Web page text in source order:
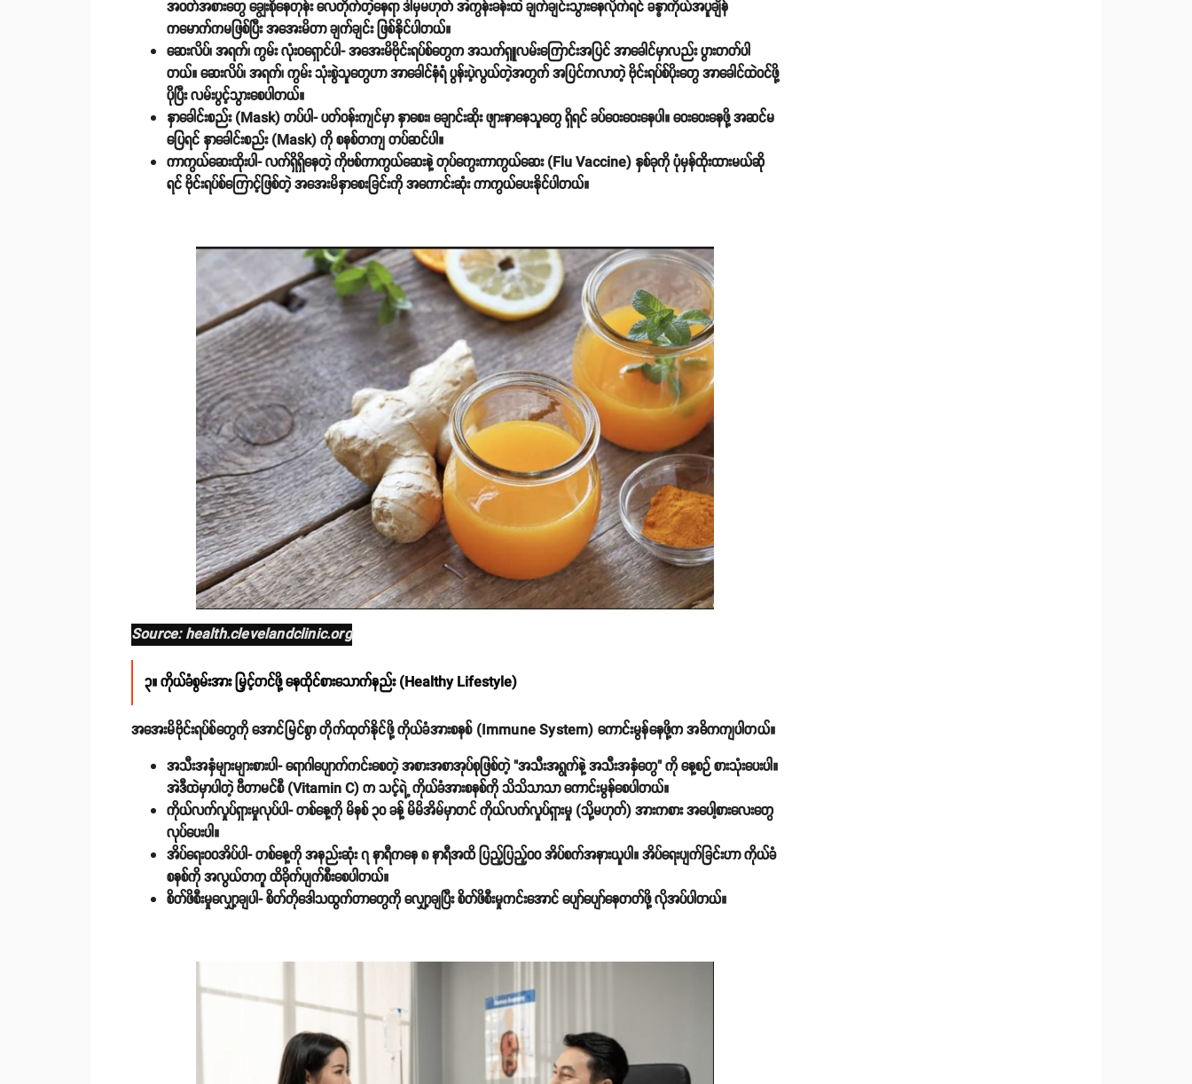
အဝတ်အစားတွေ ချွေးစိုနေတုန်း လေတိုက်တဲ့နေရာ ဒါမှမဟုတ် အဲကွန်းခန်းထဲ ချက်ချင်းသွားနေလိုက်ရင် ခန္ဓာကိုယ်အပူချိန်
ကမောက်ကမဖြစ်ပြီး အအေးမိတာ ချက်ချင်း ဖြစ်နိုင်ပါတယ်။
ဆေးလိပ်၊ အရက်၊ ကွမ်း လုံးဝရှောင်ပါ-အအေးမိဗိုင်းရပ်စ်တွေက အသက်ရှူလမ်းကြောင်းအပြင် အာခေါင်မှာလည်း ပွားတတ်ပါ
တယ်။ ဆေးလိပ်၊ အရက်၊ ကွမ်း သုံးစွဲသူတွေဟာ အာခေါင်နံရံ ပွန်းပဲ့လွယ်တဲ့အတွက် အပြင်ကလာတဲ့ ဗိုင်းရပ်စ်ပိုးတွေ အာခေါင်ထဲဝင်ဖို့
ပိုပြီး လမ်းပွင့်သွားစေပါတယ်။
နှာခေါင်းစည်း (Mask) တပ်ပါ-ပတ်ဝန်းကျင်မှာ နှာစေး၊ ချောင်းဆိုး ဖျားနာနေသူတွေ ရှိရင် ခပ်ဝေးဝေးနေပါ။ ဝေးဝေးနေဖို့ အဆင်မ
ပြေရင် နှာခေါင်းစည်း (Mask) ကို စနစ်တကျ တပ်ဆင်ပါ။
ကာကွယ်ဆေးထိုးပါ-လက်ရှိရှိနေတဲ့ ကိုဗစ်ကာကွယ်ဆေးနဲ့ တုပ်ကွေးကာကွယ်ဆေး (Flu Vaccine) နှစ်ခုကို ပုံမှန်ထိုးထားမယ်ဆို
ရင် ဗိုင်းရပ်စ်ကြောင့်ဖြစ်တဲ့ အအေးမိနှာစေးခြင်းကို အကောင်းဆုံး ကာကွယ်ပေးနိုင်ပါတယ်။
Source: health.clevelandclinic.org
၃။ ကိုယ်ခံစွမ်းအား မြှင့်တင်ဖို့ နေထိုင်စားသောက်နည်း (Healthy Lifestyle)
အအေးမိဗိုင်းရပ်စ်တွေကို အောင်မြင်စွာ တိုက်ထုတ်နိုင်ဖို့ ကိုယ်ခံအားစနစ် (Immune System) ကောင်းမွန်နေဖို့က အဓိကကျပါတယ်။
အသီးအနှံများများစားပါ-ရောဂါပျောက်ကင်းစေတဲ့ အစားအစာအုပ်စုဖြစ်တဲ့ "အသီးအရွက်နဲ့ အသီးအနှံတွေ" ကို နေ့စဉ် စားသုံးပေးပါ။
အဲဒီထဲမှာပါတဲ့ ဗီတာမင်စီ (Vitamin C) က သင့်ရဲ့ ကိုယ်ခံအားစနစ်ကို သိသိသာသာ ကောင်းမွန်စေပါတယ်။
ကိုယ်လက်လှုပ်ရှားမှုလုပ်ပါ-တစ်နေ့ကို မိနစ် ၃၀ ခန့် မိမိအိမ်မှာတင် ကိုယ်လက်လှုပ်ရှားမှု (သို့မဟုတ်) အားကစား အပေါ့စားလေးတွေ
လုပ်ပေးပါ။
အိပ်ရေးဝဝအိပ်ပါ-တစ်နေ့ကို အနည်းဆုံး ၇ နာရီကနေ ၈ နာရီအထိ ပြည့်ပြည့်ဝဝ အိပ်စက်အနားယူပါ။ အိပ်ရေးပျက်ခြင်းဟာ ကိုယ်ခံ
စနစ်ကို အလွယ်တကူ ထိခိုက်ပျက်စီးစေပါတယ်။
စိတ်ဖိစီးမှုလျှော့ချပါ-စိတ်တိုဒေါသထွက်တာတွေကို လျှော့ချပြီး စိတ်ဖိစီးမှုကင်းအောင် ပျော်ပျော်နေတတ်ဖို့ လိုအပ်ပါတယ်။